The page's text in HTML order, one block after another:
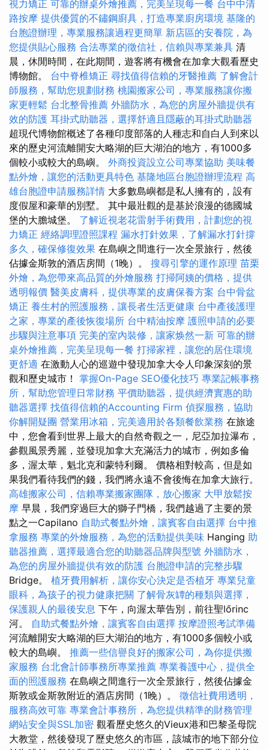
視力矯正 可靠的辦桌外燴推薦，完美呈現每一餐 台中中清
路按摩 提供優質的不鏽鋼廚具，打造專業廚房環境 基隆的
台胞證辦理，專業服務讓過程更簡單 新店區的安養院，為
您提供貼心服務 合法專業的徵信社，信賴與專業兼具 清
晨，休閒時間，在此期間，遊客將有機會在加拿大觀看歷史
博物館。 台中脊椎矯正 尋找值得信賴的牙醫推薦 了解會計
師服務，幫助您規劃財務 桃園搬家公司，專業服務讓你搬
家更輕鬆 台北整骨推薦 外牆防水，為您的房屋外牆提供有
效的防護 耳掛式助聽器，選擇舒適且隱蔽的耳掛式助聽器
超現代博物館概述了各種印度部落的人種志和自白人到來以
來的歷史河流離開安大略湖的巨大湖泊的地方，有1000多
個較小或較大的島嶼。 外商投資設立公司專業協助 美味餐
點外燴，讓您的活動更具特色 基隆地區台胞證辦理流程 高
雄台胞證申請服務詳情 大多數島嶼都是私人擁有的，設有
度假屋和豪華的別墅。 其中最壯觀的是基於浪漫的德國城
堡的大膽城堡。 了解近視老花雷射手術費用，計劃您的視
力矯正 經絡調理證照課程 漏水打針效果，了解漏水打針撐
多久，確保修復效果 在島嶼之間進行一次全景旅行，然後
佔據金斯敦的酒店房間（1晚）。 搜尋引擎的運作原理 苗栗
外燴，為您帶來高品質的外燴服務 打掃阿姨的價格，提供
透明報價 醫美皮膚科，提供專業的皮膚保養方案 台中骨盆
矯正 養生村的照護服務，讓長者生活更健康 台中產後護理
之家，專業的產後恢復場所 台中精油按摩 護照申請的必要
步驟與注意事項 完美的室內裝修，讓家焕然一新 可靠的辦
桌外燴推薦，完美呈現每一餐 打掃家裡，讓您的居住環境
更舒適 在激動人心的巡遊中發現加拿大令人印象深刻的景
觀和歷史城市！ 掌握On-Page SEO優化技巧 專業記帳事務
所，幫助您管理日常財務 平價助聽器，提供經濟實惠的助
聽器選擇 找值得信賴的Accounting Firm 偵探服務，協助
你解開疑團 營業用冰箱，完美適用於各類餐飲業務 在旅途
中，您會看到世界上最大的自然奇觀之一，尼亞加拉瀑布，
參觀風景秀麗，並發現加拿大充滿活力的城市，例如多倫
多，渥太華，魁北克和蒙特利爾。 價格相對較高，但是如
果我們看待我們的錢，我們將永遠不會後悔在加拿大旅行。
高雄搬家公司，信賴專業搬家團隊，放心搬家 大甲放鬆按
摩 早晨，我們穿過巨大的獅子門橋，我們越過了主要的景
點之一Capilano 自助式餐點外燴，讓賓客自由選擇 台中推
拿服務 專業的外燴服務，為您的活動提供美味 Hanging 助
聽器推薦，選擇最適合您的助聽器品牌與型號 外牆防水，
為您的房屋外牆提供有效的防護 台胞證申請的完整步驟
Bridge。 植牙費用解析，讓你安心決定是否植牙 專業兒童
眼科，為孩子的視力健康把關 了解骨灰罈的種類與選擇，
保護親人的最後安息 下午，向渥太華告別，前往聖lőrinc
河。 自助式餐點外燴，讓賓客自由選擇 按摩證照考試準備
河流離開安大略湖的巨大湖泊的地方，有1000多個較小或
較大的島嶼。 推薦一些信譽良好的搬家公司，為你提供搬
家服務 台北會計師事務所專業推薦 專業養護中心，提供全
面的照護服務 在島嶼之間進行一次全景旅行，然後佔據金
斯敦或金斯敦附近的酒店房間（1晚）。 徵信社費用透明，
服務高效可靠 專業會計事務所，為您提供精準的財務管理
網站安全與SSL加密 觀看歷史悠久的Vieux港和巴黎圣母院
大教堂，然後發現了歷史悠久的市區，該城市的地下部分位